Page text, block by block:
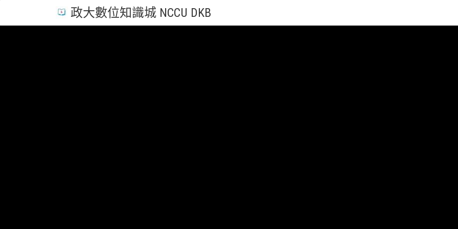
政大數位知識城 NCCU DKB